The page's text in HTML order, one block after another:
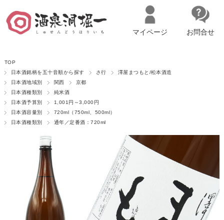
マイページへログイン カートをみる
マイページ お問合せ
TOP
日本酒銘柄を五十音順から探す
さ行
澤屋まつもと/松本酒造
日本酒地域別
関西
京都
日本酒種類別
純米酒
日本酒予算別
1,001円～3,000円
日本酒容量別
720ml（750ml、500ml）
日本酒種類別
通年／定番酒：720ml